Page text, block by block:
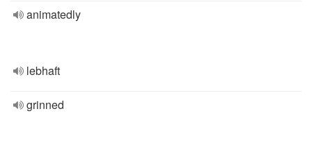
animatedly
lebhaft
grinned